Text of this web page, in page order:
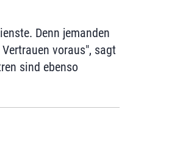
Denn jemanden
voraus", sagt
sind ebenso